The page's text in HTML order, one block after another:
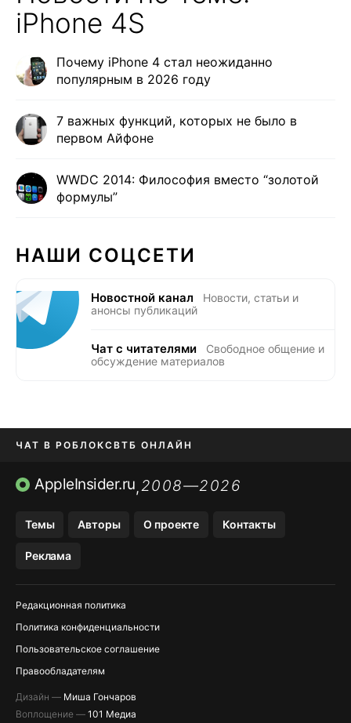
iPhone 4S
Почему iPhone 4 стал неожиданно
популярным в 2026 году
7 важных функций, которых не было в
первом Айфоне
WWDC 2014: Философия вместо “золотой
формулы”
НАШИ СОЦСЕТИ
Новостной канал
Новости, статьи и
анонсы публикаций
Чат с читателями
Свободное общение и
обсуждение материалов
ЧАТ В РОБЛОКСВТБ ОНЛАЙН
ПРИЛОЖЕНИЯ APP STORE
AppleInsider.ru,2008—2026
Темы Авторы О проекте Контакты
Реклама
Редакционная политика
Политика конфиденциальности
Пользовательское соглашение
Правообладателям
Дизайн — Миша Гончаров
Воплощение — 101 Медиа